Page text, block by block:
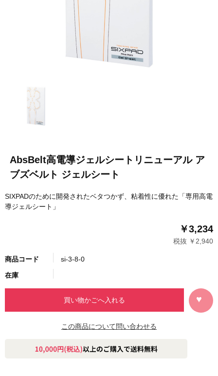
AbsBelt高電導ジェルシートリニューアル ア
ブズベルト ジェルシート
SIXPADのために開発されたベタつかず、粘着性に優れた「専用高電
導ジェルシート」
￥3,234
税抜 ￥2,940
商品コード si-3-8-0
在庫
この商品について問い合わせる